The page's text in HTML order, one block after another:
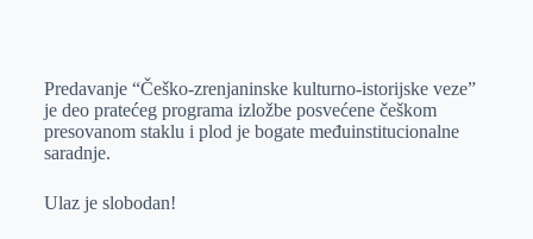
Predavanje “Češko-zrenjaninske kulturno-istorijske veze”
je deo pratećeg programa izložbe posvećene češkom
presovanom staklu i plod je bogate međuinstitucionalne
saradnje.
Ulaz je slobodan!